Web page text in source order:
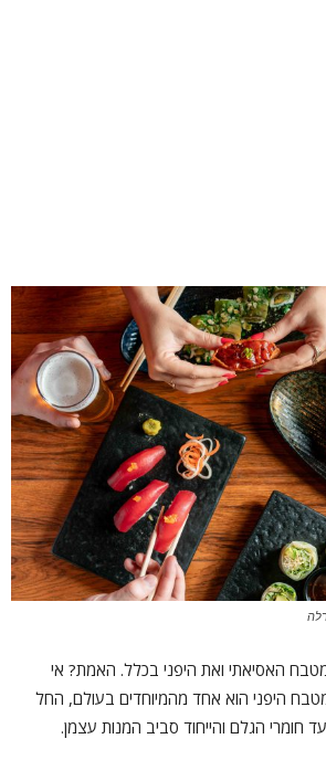
האסיאתי ואת היפני בכלל. האמת? אי
היפני הוא אחד מהמיוחדים בעולם, החל
חומרי הגלם והייחוד סביב המנות עצמן.